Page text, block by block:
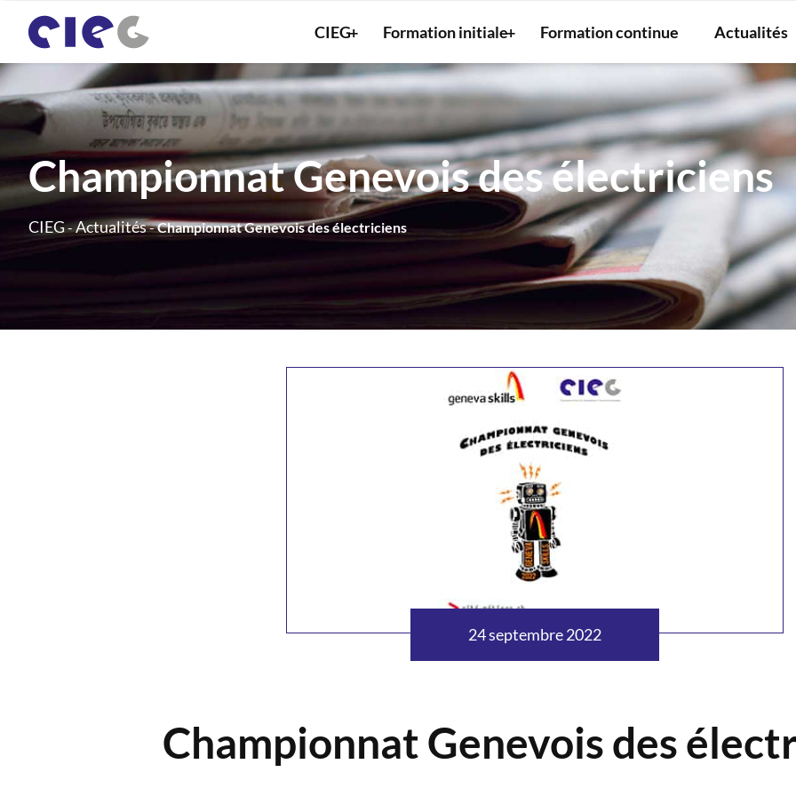
CIEG Formation initiale Formation continue Actualités
Championnat Genevois des électriciens
CIEG-Actualités-Championnat Genevois des électriciens
24 septembre 2022
Championnat Genevois des
Panneau de gestion des cookies